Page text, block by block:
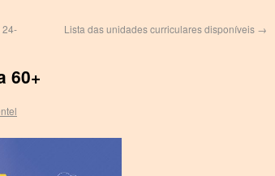
24-
Lista das unidades curriculares disponíveis →
60+